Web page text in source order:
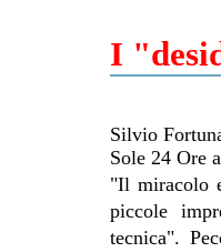
I
Silvio
Sole 24 Ore
"Il miracolo
piccole
tecnica".